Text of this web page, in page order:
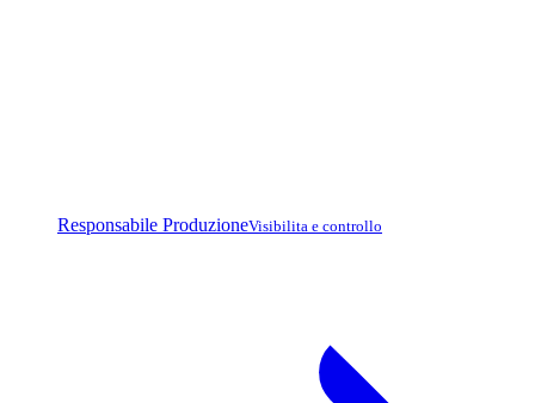
Responsabile ProduzioneVisibilita e controllo